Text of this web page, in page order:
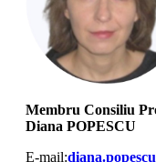
Membru Consiliu
Diana POPESCU
E-mail: